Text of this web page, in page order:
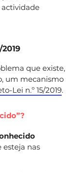
que existe,
um mecanismo
Lei n.º 15/2019.
nas